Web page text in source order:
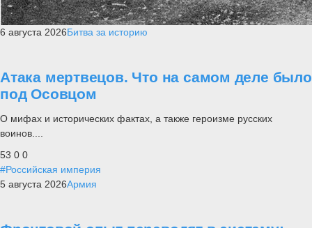
6 августа 2026Битва за историю
Атака мертвецов. Что на самом деле было
под Осовцом
О мифах и исторических фактах, а также героизме русских
воинов....
53 0 0
#Российская империя
5 августа 2026Армия